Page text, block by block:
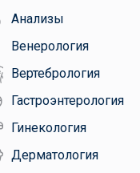
Анализы
Венерология
Вертебрология
Гастроэнтерология
Гинекология
Дерматология